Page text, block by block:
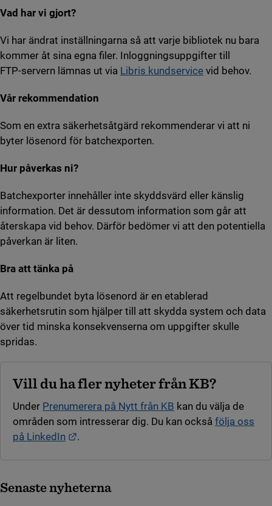
Vad har vi gjort?
Vi har ändrat inställningarna så att varje bibliotek nu bara
kommer åt sina egna filer. Inloggningsuppgifter till
FTP‑servern lämnas ut via Libris kundservice vid behov.
Vår rekommendation
Som en extra säkerhetsåtgärd rekommenderar vi att ni
byter lösenord för batchexporten.
Hur påverkas ni?
Batchexporter innehåller inte skyddsvärd eller känslig
information. Det är dessutom information som går att
återskapa vid behov. Därför bedömer vi att den potentiella
påverkan är liten.
Bra att tänka på
Att regelbundet byta lösenord är en etablerad
säkerhetsrutin som hjälper till att skydda system och data
över tid minska konsekvenserna om uppgifter skulle
spridas.
Vill du ha fler nyheter från KB?
Under Prenumerera på Nytt från KB kan du välja de
områden som intresserar dig. Du kan också följa oss
på LinkedIn
.
Senaste nyheterna